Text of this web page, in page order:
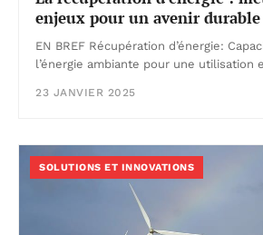
enjeux pour un avenir durable
EN BREF Récupération d’énergie:
l’énergie ambiante pour une utilisation
23 JANVIER 2025
SOLUTIONS ET INNOVATIONS